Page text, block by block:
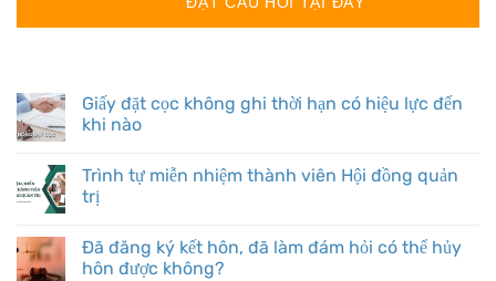
Giấy đặt cọc không ghi thời hạn có hiệu lực đến
khi nào
Trình tự miễn nhiệm thành viên Hội đồng quản
trị
Đã đăng ký kết hôn, đã làm đám hỏi có thể hủy
hôn được không?